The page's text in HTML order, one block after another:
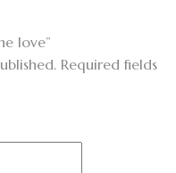
love”
Required fields